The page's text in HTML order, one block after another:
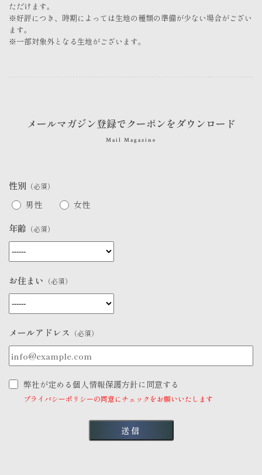
ただけます。
※好評につき、時期によっては生地の種類の準備が少ない場合がござい
ます。
※一部対象外となる生地がございます。
メールマガジン登録でクーポンをダウンロード
Mail Magazine
性別 （必須）
男性 女性
年齢 （必須）
お住まい （必須）
メールアドレス （必須）
弊社が定める個人情報保護方針に同意する
プライバシーポリシーの同意にチェックをお願いいたします